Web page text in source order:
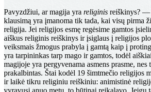
Pavyzdžiui, ar magija yra religinis reiškinys? —
klausimą yra įmanoma tik tada, kai visų pirma
religija. Jei religijos esmę regėsime gamtos
aiškus religinis reiškinys ir įsiglaus į religijos
veiksmais žmogus prabyla į gamtą kaip į
yra tarpininkas tarp mago ir gamtos, todėl
ma­gijoje yra pergyvenama asmens prasme,
prakalbintas. Štai kodėl 19 šimtmečio religijos
ir laikė tikru religiniu reiškiniu: animistinė
vyravusi anuo metu, to bū­tinai reikalavo. Jeigu